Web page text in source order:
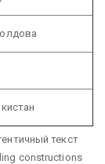
текст
constructions